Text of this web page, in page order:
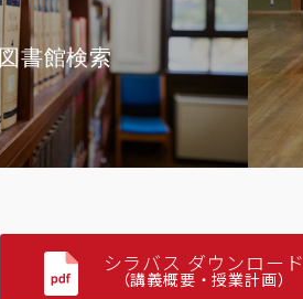
図書館検索
シラバス ダウンロード
（講義概要・授業計画）